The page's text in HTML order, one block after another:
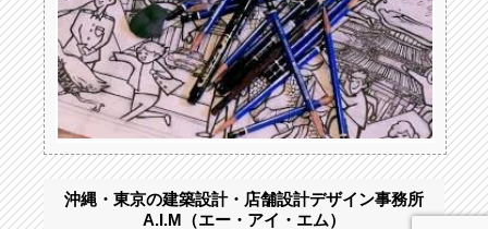
沖縄・東京の建築設計・店舗設計デザイン事務所
A.I.M（エー・アイ・エム）